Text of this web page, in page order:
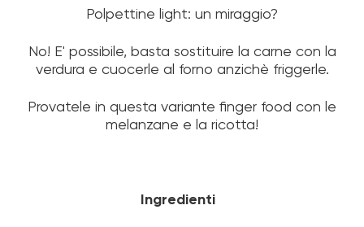
Polpettine light: un miraggio?
No! E' possibile, basta sostituire la carne con la
verdura e cuocerle al forno anzichè friggerle.
Provatele in questa variante finger food con le
melanzane e la ricotta!
Ingredienti